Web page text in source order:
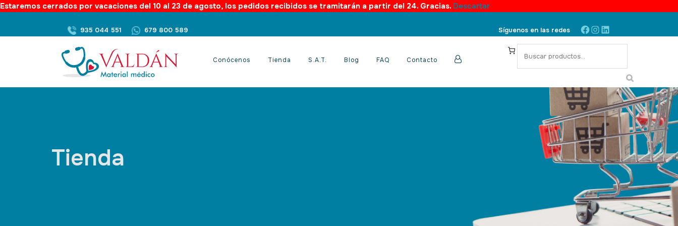
Estaremos cerrados por vacaciones del 10 al 23 de agosto, los pedidos recibidos se tramitarán a partir del 24. Gracias. Descartar
935 044 551 679 800 589 Síguenos en las redes
Conócenos Tienda S.A.T. Blog FAQ Contacto
Tienda